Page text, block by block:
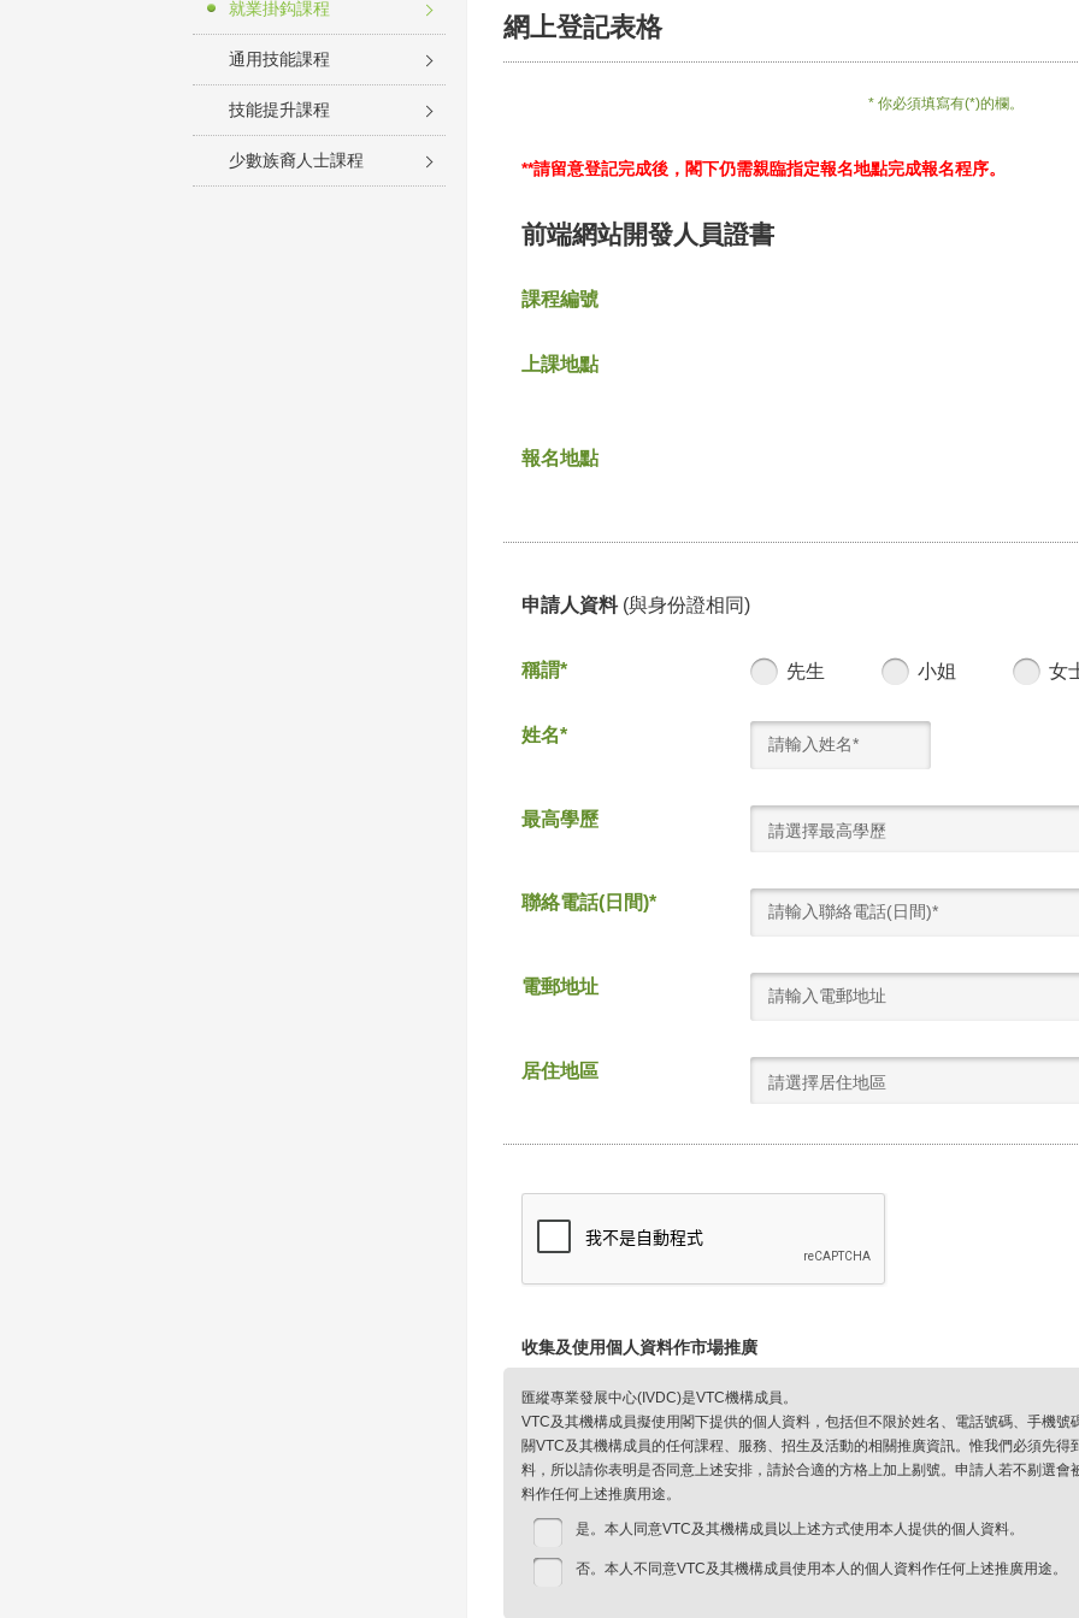
就業掛鈎課程
通用技能課程
技能提升課程
少數族裔人士課程
網上登記表格
* 你必須填寫有(*)的欄。
**請留意登記完成後，閣下仍需親臨指定報名地點完成報名程序。
前端網站開發人員證書
課程編號
上課地點
報名地點
申請人資料 (與身份證相同)
稱謂* 先生 小姐 女
姓名*
最高學歷
請選擇最高學歷
聯絡電話(日間)*
電郵地址
居住地區
請選擇居住地區
收集及使用個人資料作市場推廣
匯縱專業發展中心(IVDC)是VTC機構成員。
VTC及其機構成員擬使用閣下提供的個人資料，包括但不限於姓名、電話號碼、手機
關VTC及其機構成員的任何課程、服務、招生及活動的相關推廣資訊。惟我們必須先
料，所以請你表明是否同意上述安排，請於合適的方格上加上剔號。申請人若不剔選
料作任何上述推廣用途。
是。本人同意VTC及其機構成員以上述方式使用本人提供的個人資料。
否。本人不同意VTC及其機構成員使用本人的個人資料作任何上述推廣用途。